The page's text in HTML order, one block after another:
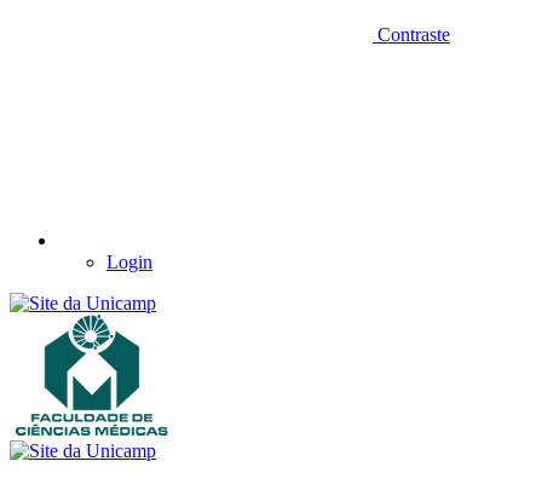
Contraste
Login